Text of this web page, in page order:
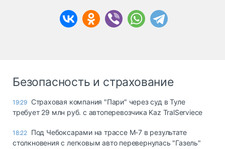
Безопасность и страхование
19:29 Страховая компания "Пари" через суд в Туле
требует 29 млн руб. с автоперевозчика Kaz TralServiece
18:22 Под Чебоксарами на трассе М-7 в результате
столкновения с легковым авто перевернулась "Газель"